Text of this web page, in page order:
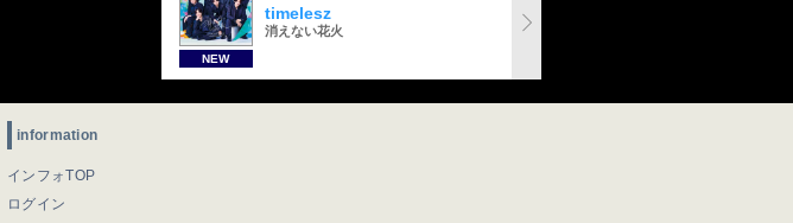
NEW
timelesz
消えない花火
information
インフォTOP
ログイン